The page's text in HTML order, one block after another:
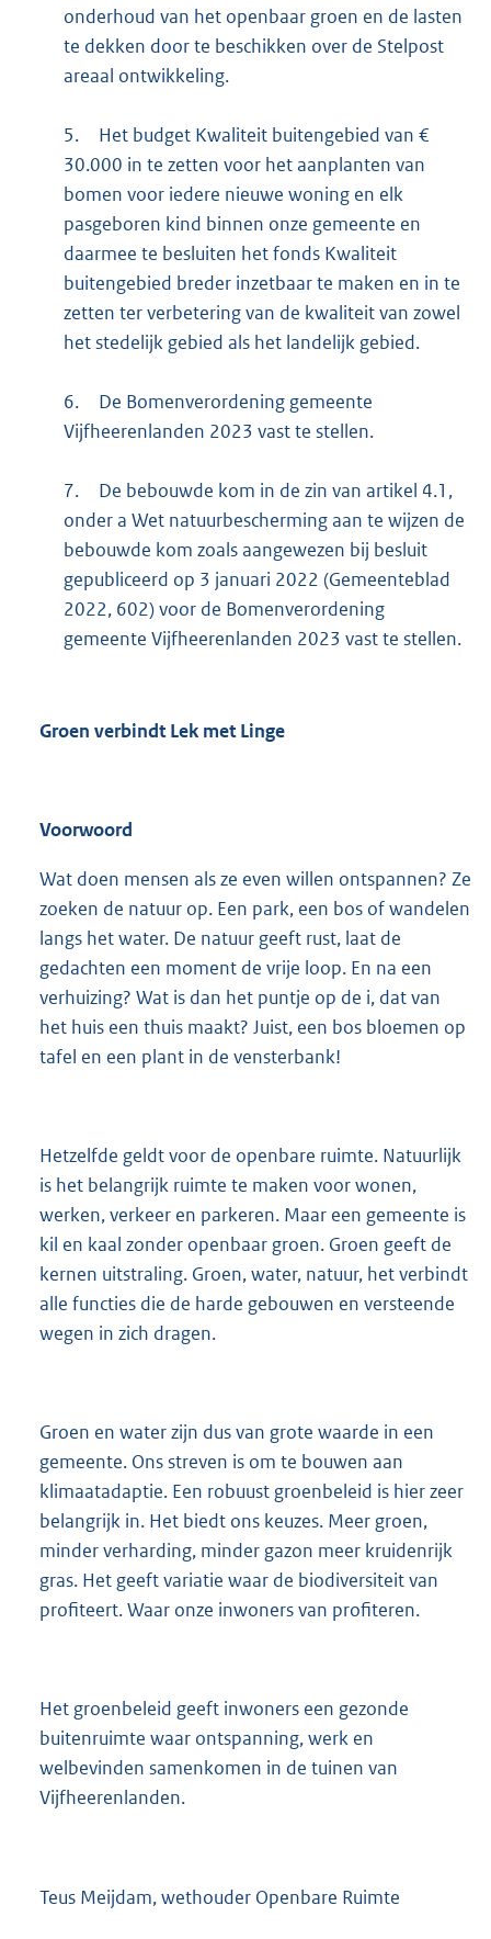
onderhoud van het openbaar groen en de lasten
te dekken door te beschikken over de Stelpost
areaal ontwikkeling.
5.
Het budget Kwaliteit buitengebied van €
30.000 in te zetten voor het aanplanten van
bomen voor iedere nieuwe woning en elk
pasgeboren kind binnen onze gemeente en
daarmee te besluiten het fonds Kwaliteit
buitengebied breder inzetbaar te maken en in te
zetten ter verbetering van de kwaliteit van zowel
het stedelijk gebied als het landelijk gebied.
6.
De Bomenverordening gemeente
Vijfheerenlanden 2023 vast te stellen.
7.
De bebouwde kom in de zin van artikel 4.1,
onder a Wet natuurbescherming aan te wijzen de
bebouwde kom zoals aangewezen bij besluit
gepubliceerd op 3 januari 2022 (Gemeenteblad
2022, 602) voor de Bomenverordening
gemeente Vijfheerenlanden 2023 vast te stellen.
Groen verbindt Lek met Linge
Voorwoord
Wat doen mensen als ze even willen ontspannen? Ze
zoeken de natuur op. Een park, een bos of wandelen
langs het water. De natuur geeft rust, laat de
gedachten een moment de vrije loop. En na een
verhuizing? Wat is dan het puntje op de i, dat van
het huis een thuis maakt? Juist, een bos bloemen op
tafel en een plant in de vensterbank!
Hetzelfde geldt voor de openbare ruimte. Natuurlijk
is het belangrijk ruimte te maken voor wonen,
werken, verkeer en parkeren. Maar een gemeente is
kil en kaal zonder openbaar groen. Groen geeft de
kernen uitstraling. Groen, water, natuur, het verbindt
alle functies die de harde gebouwen en versteende
wegen in zich dragen.
Groen en water zijn dus van grote waarde in een
gemeente. Ons streven is om te bouwen aan
klimaatadaptie. Een robuust groenbeleid is hier zeer
belangrijk in. Het biedt ons keuzes. Meer groen,
minder verharding, minder gazon meer kruidenrijk
gras. Het geeft variatie waar de biodiversiteit van
profiteert. Waar onze inwoners van profiteren.
Het groenbeleid geeft inwoners een gezonde
buitenruimte waar ontspanning, werk en
welbevinden samenkomen in de tuinen van
Vijfheerenlanden.
Teus Meijdam, wethouder Openbare Ruimte